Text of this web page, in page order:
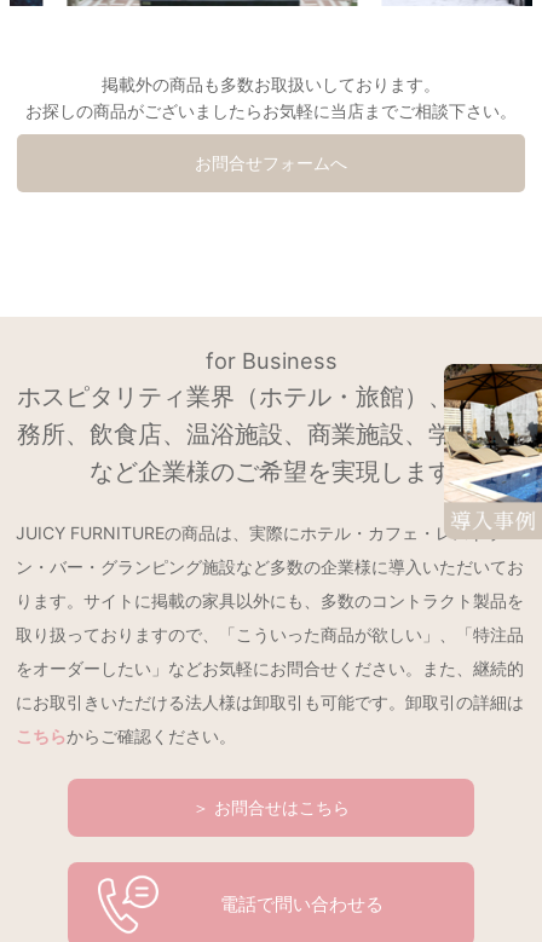
掲載外の商品も多数お取扱いしております。
お探しの商品がございましたらお気軽に当店までご相談下さい。
お問合せフォームへ
for Business
ホスピタリティ業界（ホテル・旅館）、設計事
務所、飲食店、温浴施設、商業施設、学校法人
など企業様のご希望を実現します
JUICY FURNITUREの商品は、実際にホテル・カフェ・レストラ
ン・バー・グランピング施設など多数の企業様に導入いただいてお
ります。サイトに掲載の家具以外にも、多数のコントラクト製品を
取り扱っておりますので、「こういった商品が欲しい」、「特注品
をオーダーしたい」などお気軽にお問合せください。また、継続的
にお取引きいただける法人様は卸取引も可能です。卸取引の詳細は
こちらからご確認ください。
＞ お問合せはこちら
電話で問い合わせる